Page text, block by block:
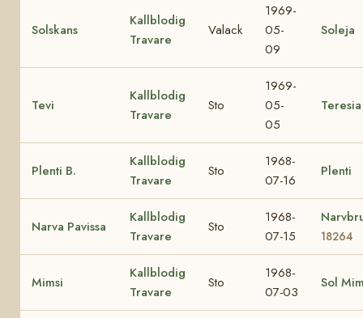
Solskans
Kallblodig
Travare
Valack
1969-
05-
09
Soleja
Tevi
Kallblodig
Travare
Sto
1969-
05-
05
Teresia
Plenti B.
Kallblodig
Travare
Sto
1968-
07-16
Plenti
Narva Pavissa
Kallblodig
Travare
Sto
1968-
07-15
18264
Mimsi
Kallblodig
Travare
Sto
1968-
07-03
Sol